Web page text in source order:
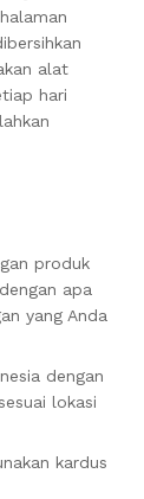
alat
hari
produk
apa
yang Anda
dengan
lokasi
kardus